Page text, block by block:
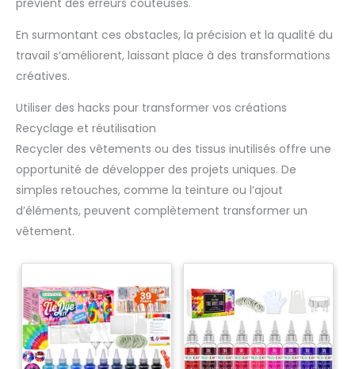
En surmontant ces obstacles, la précision et la qualité du
travail s’améliorent, laissant place à des transformations
créatives.
Utiliser des hacks pour transformer vos créations
Recyclage et réutilisation
Recycler des vêtements ou des tissus inutilisés offre une
opportunité de développer des projets uniques. De
simples retouches, comme la teinture ou l’ajout
d’éléments, peuvent complètement transformer un
vêtement.